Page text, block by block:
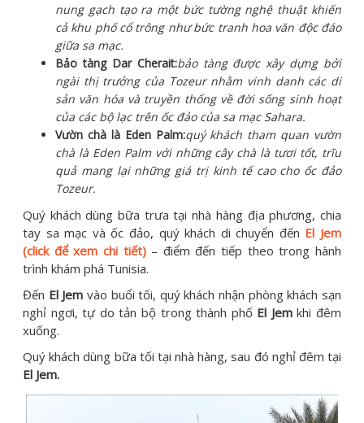
nung gạch tạo ra một bức tường nghệ thuật khiến
cả khu phố cổ trông như bức tranh hoa văn độc đáo
giữa sa mạc.
Bảo tàng Dar Cherait:bảo tàng được xây dựng bởi
ngài thị trưởng của Tozeur nhằm vinh danh các di
sản văn hóa và truyền thống về đời sống sinh hoạt
của các bộ lạc trên ốc đảo của sa mạc Sahara.
Vườn chà là Eden Palm:quý khách tham quan vườn
chà là Eden Palm với những cây chà là tươi tốt, trĩu
quả mang lại những giá trị kinh tế cao cho ốc đảo
Tozeur.
Quý khách dùng bữa trưa tại nhà hàng địa phương, chia
tay sa mạc và ốc đảo, quý khách di chuyển đến El Jem
(click để xem chi tiết)– điểm đến tiếp theo trong hành
trình khám phá Tunisia.
Đến El Jem vào buổi tối, quý khách nhận phòng khách sạn
nghỉ ngơi, tự do tản bộ trong thành phố El Jemkhi đêm
xuống.
Quý khách dùng bữa tối tại nhà hàng, sau đó nghỉ đêm tại
El Jem.